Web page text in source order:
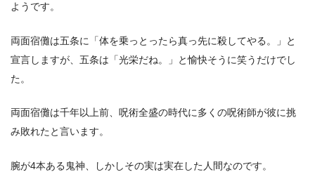
ようです。
両面宿儺は五条に「体を乗っとったら真っ先に殺してやる。」と
宣言しますが、五条は「光栄だね。」と愉快そうに笑うだけでし
た。
両面宿儺は千年以上前、呪術全盛の時代に多くの呪術師が彼に挑
み敗れたと言います。
腕が4本ある鬼神、しかしその実は実在した人間なのです。